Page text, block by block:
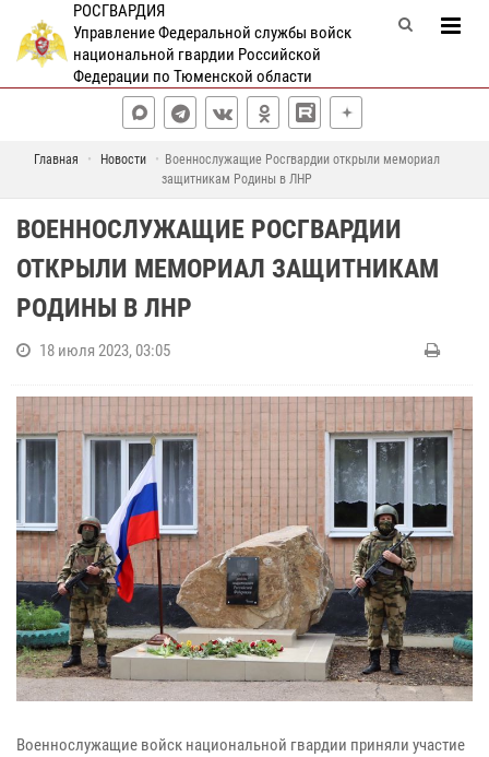
РОСГВАРДИЯ
Управление Федеральной службы войск
национальной гвардии Российской
Федерации по Тюменской области
Главная Новости
Военнослужащие Росгвардии открыли мемориал
защитникам Родины в ЛНР
ВОЕННОСЛУЖАЩИЕ РОСГВАРДИИ
ОТКРЫЛИ МЕМОРИАЛ ЗАЩИТНИКАМ
РОДИНЫ В ЛНР
18 июля 2023, 03:05
Военнослужащие войск национальной гвардии приняли участие